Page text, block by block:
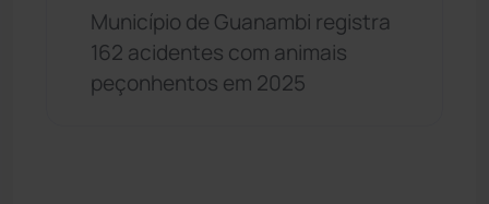
Município de Guanambi registra
162 acidentes com animais
peçonhentos em 2025